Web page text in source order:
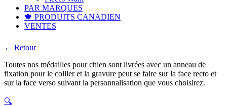
PAR MARQUES
🍁 PRODUITS CANADIEN
VENTES
← Retour
Toutes nos médailles pour chien sont livrées avec un anneau de
fixation pour le collier et la gravure peut se faire sur la face recto et
sur la face verso suivant la personnalisation que vous choisirez.
🔍